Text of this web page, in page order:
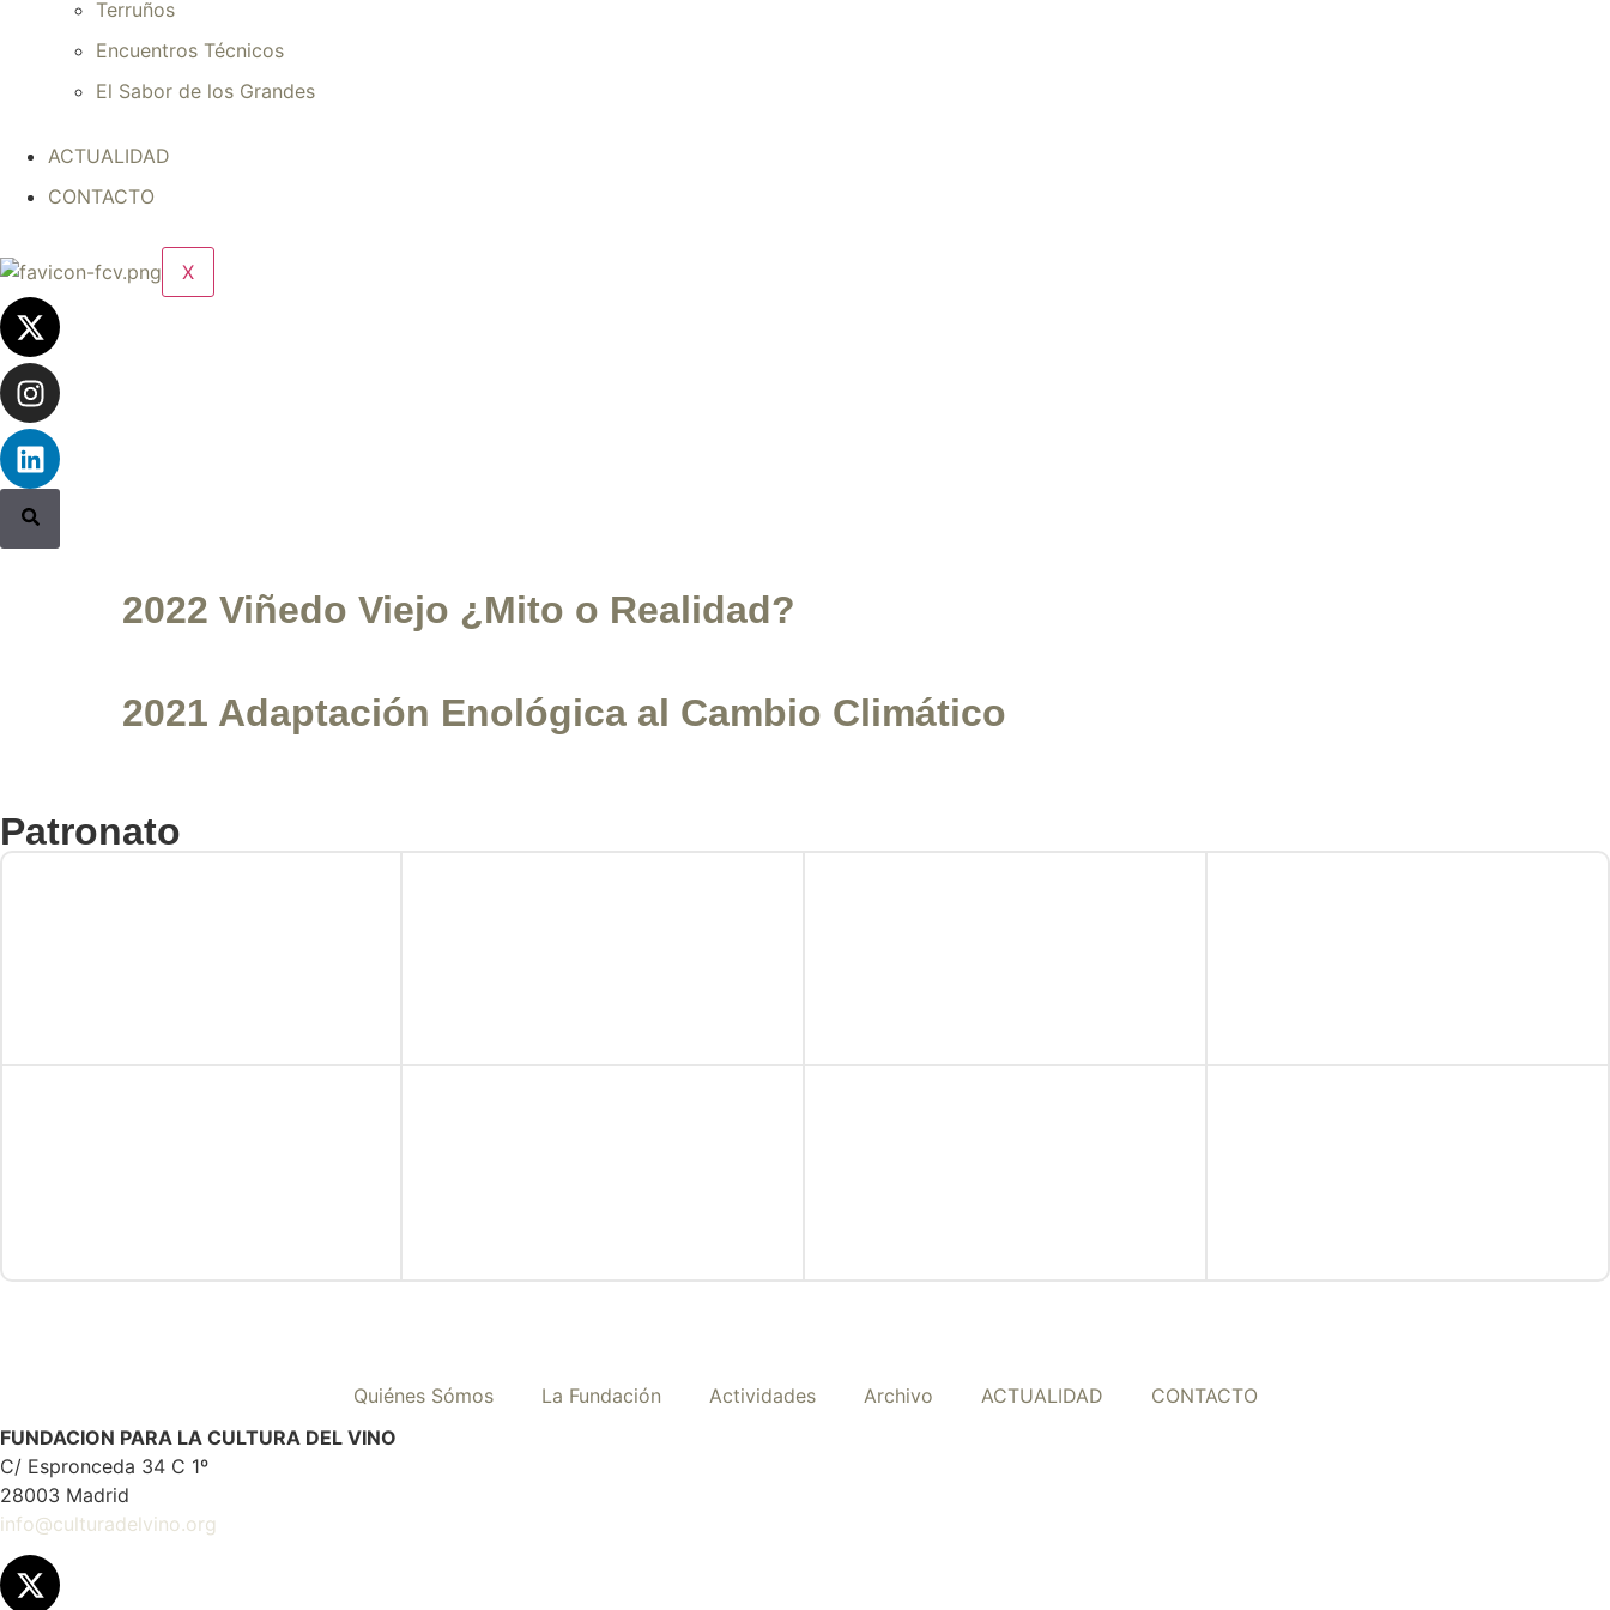
Terruños
Encuentros Técnicos
El Sabor de los Grandes
ACTUALIDAD
CONTACTO
X
2022 Viñedo Viejo ¿Mito o Realidad?
2021 Adaptación Enológica al Cambio Climático
Patronato
Quiénes Sómos La Fundación Actividades Archivo ACTUALIDAD
CONTACTO
FUNDACION PARA LA CULTURA DEL VINO
C/ Espronceda 34 C 1º
28003 Madrid
info@culturadelvino.org